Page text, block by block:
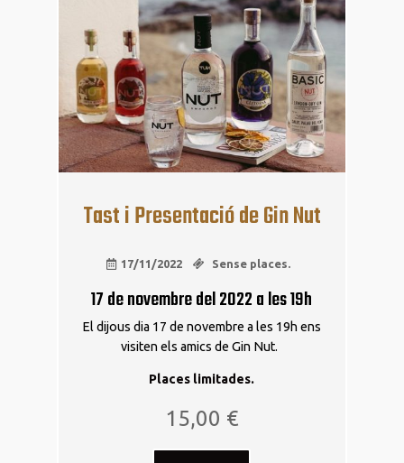
Tast i Presentació de Gin Nut
17/11/2022 Sense places.
17 de novembre del 2022 a les 19h
El dijous dia 17 de novembre a les 19h ens
visiten els amics de Gin Nut.
Places limitades.
15,00 €